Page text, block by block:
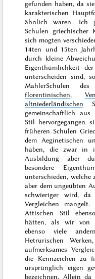
gefunden haben, da
karakterischen
ähnlich waren. Ich
Schulen
sich mogten
14ten und 15ten
durch kleine
Eigenthümlichkeit
unterscheiden sind,
MahlerSchulen
florentinischen,
altniederländischen
gemeinschaftlich aus
Stil hervorgegangen
früheren Schulen
dem Aeginetischen
haben, die zwar in
Ausbildung aber
besondere
unterschieden, welche
aber dem ungeübten
schwieriger wird,
Vergleichen
Attischen Stil
hätten, als wir von
ebenso viele
Hetrurischen
aufmerksames
die Kennzeichen zu
ursprünglich eigen
bezeichnen. Allein